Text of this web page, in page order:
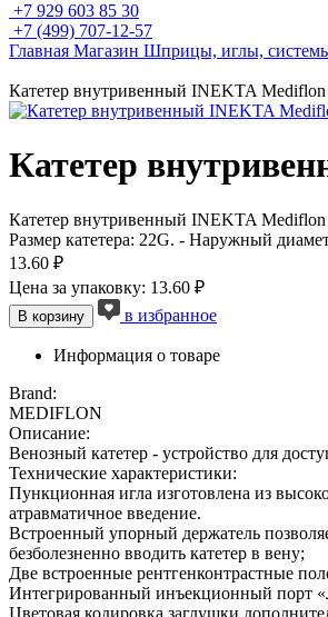
+7 929 603 85 30
+7 (499) 707-12-57
Главная Магазин Шприцы, иглы,
Катетер внутривенный INEKTA Mediflon
Катетер
Катетер внутривенный INEKTA Mediflon
Размер катетера: 22G. - Наружный
13.60 ₽
Цена за упаковку: 13.60 ₽
В корзину в избранное
Информация о товаре
Brand:
MEDIFLON
Описание:
Венозный катетер - устройство для
Технические характеристики:
Пункционная игла изготовлена из
атравматичное введение.
Встроенный упорный держатель
безболезненно вводить катетер в вену;
Две встроенные рентгенконтрастные
Интегрированный инъекционный порт
Цветовая кодировка заглушки